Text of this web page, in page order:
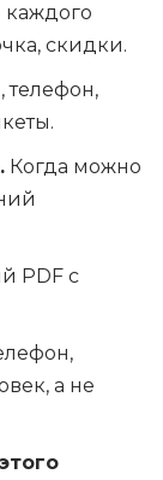
скидки.
телефон,
Когда можно
PDF с
а не